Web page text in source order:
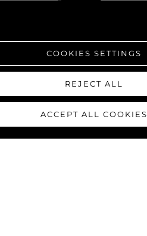
COOKIES SETTINGS
REJECT ALL
ACCEPT ALL COOKIES